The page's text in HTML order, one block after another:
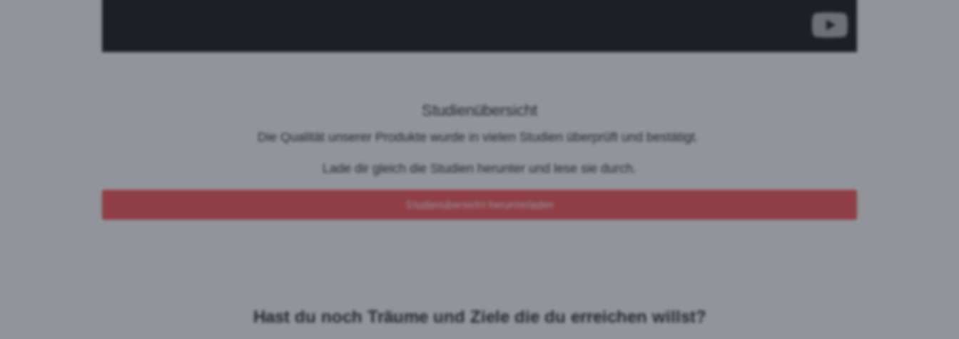
Studienübersicht
Die Qualität unserer Produkte wurde in vielen Studien überprüft und bestätigt.
Lade dir gleich die Studien herunter und lese sie durch.
Studienübersicht herunterladen
Hast du noch Träume und Ziele die du erreichen willst?